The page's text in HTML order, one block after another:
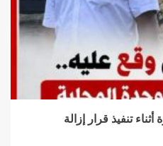
تنفيذ قرار إزالة